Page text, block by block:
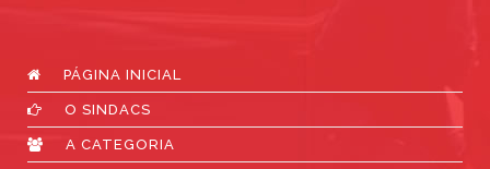
PÁGINA INICIAL
O SINDACS
A CATEGORIA